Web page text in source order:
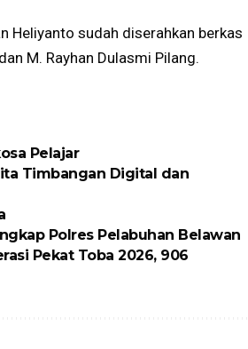
Heliyanto sudah diserahkan berkas
M. Rayhan Dulasmi Pilang.
Pelajar
Timbangan Digital dan
Polres Pelabuhan Belawan
Pekat Toba 2026, 906